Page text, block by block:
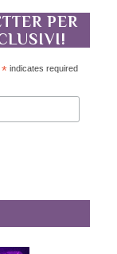
PER
* indicates required